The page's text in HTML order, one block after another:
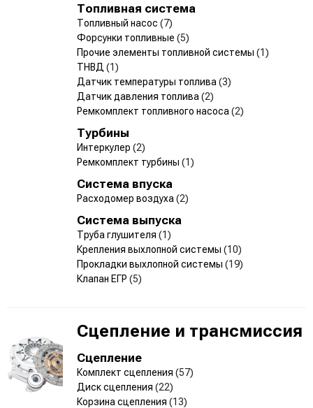
Топливная система
Топливный насос (7)
Форсунки топливные (5)
Прочие элементы топливной системы (1)
ТНВД (1)
Датчик температуры топлива (3)
Датчик давления топлива (2)
Ремкомплект топливного насоса (2)
Турбины
Интеркулер (2)
Ремкомплект турбины (1)
Система впуска
Расходомер воздуха (2)
Система выпуска
Труба глушителя (1)
Крепления выхлопной системы (10)
Прокладки выхлопной системы (19)
Клапан ЕГР (5)
Сцепление и трансмиссия
Сцепление
Комплект сцепления (57)
Диск сцепления (22)
Корзина сцепления (13)